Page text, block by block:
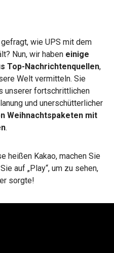
wie UPS mit dem
Nun, wir haben einige
Top-Nachrichtenquellen,
Welt vermitteln. Sie
unserer fortschrittlichen
und unerschütterlicher
Weihnachtspaketen mit
.
heißen Kakao, machen Sie
auf „Play“, um zu sehen,
sorgte!